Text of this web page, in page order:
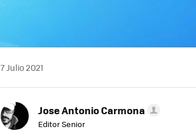
7 Julio 2021
Jose Antonio Carmona
Editor Senior